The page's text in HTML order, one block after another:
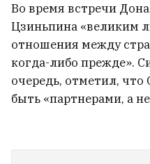
Во время встречи
Цзиньпина «великим
отношения между
когда-либо прежде».
очередь, отметил,
быть «партнерами, а